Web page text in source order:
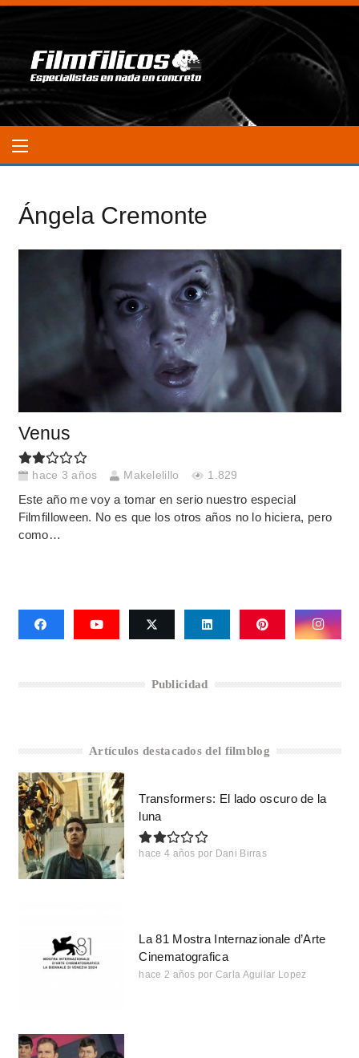
Ángela Cremonte
Venus
hace 3 años Makelelillo 1.829
Este año me voy a tomar en serio nuestro especial
Filmfilloween. No es que los otros años no lo hiciera, pero
como…
Publicidad
Artículos destacados del filmblog
Transformers: El lado oscuro de la
luna
hace 4 años por Dani Birras
La 81 Mostra Internazionale d’Arte
Cinematografica
hace 2 años por Carla Aguilar Lopez